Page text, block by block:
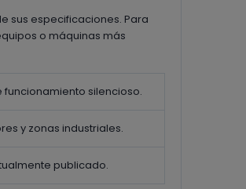
sus especificaciones. Para
o máquinas más
funcionamiento silencioso.
y zonas industriales.
publicado.